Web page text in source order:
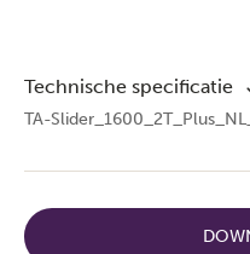
Technische specificatie
TA-